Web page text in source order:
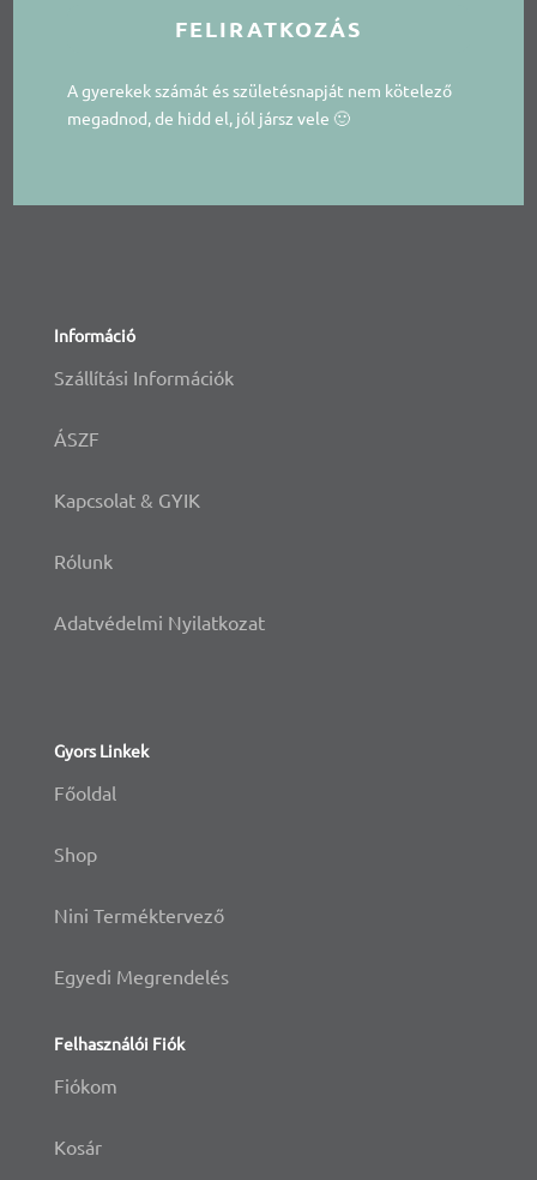
FELIRATKOZÁS
A gyerekek számát és születésnapját nem kötelező
megadnod, de hidd el, jól jársz vele 🙂
Információ
Szállítási Információk
ÁSZF
Kapcsolat & GYIK
Rólunk
Adatvédelmi Nyilatkozat
Gyors Linkek
Főoldal
Shop
Nini Terméktervező
Egyedi Megrendelés
Felhasználói Fiók
Fiókom
Kosár